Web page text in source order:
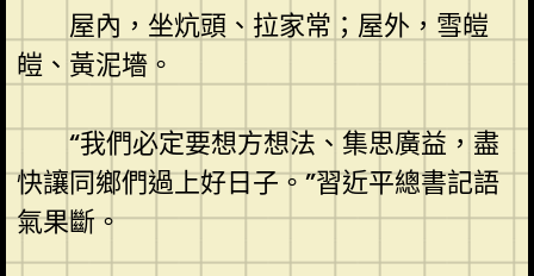
屋內，坐炕頭、拉家常；屋外，雪皚
皚、黃泥墻。
“我們必定要想方想法、集思廣益，盡
快讓同鄉們過上好日子。”習近平總書記語
氣果斷。